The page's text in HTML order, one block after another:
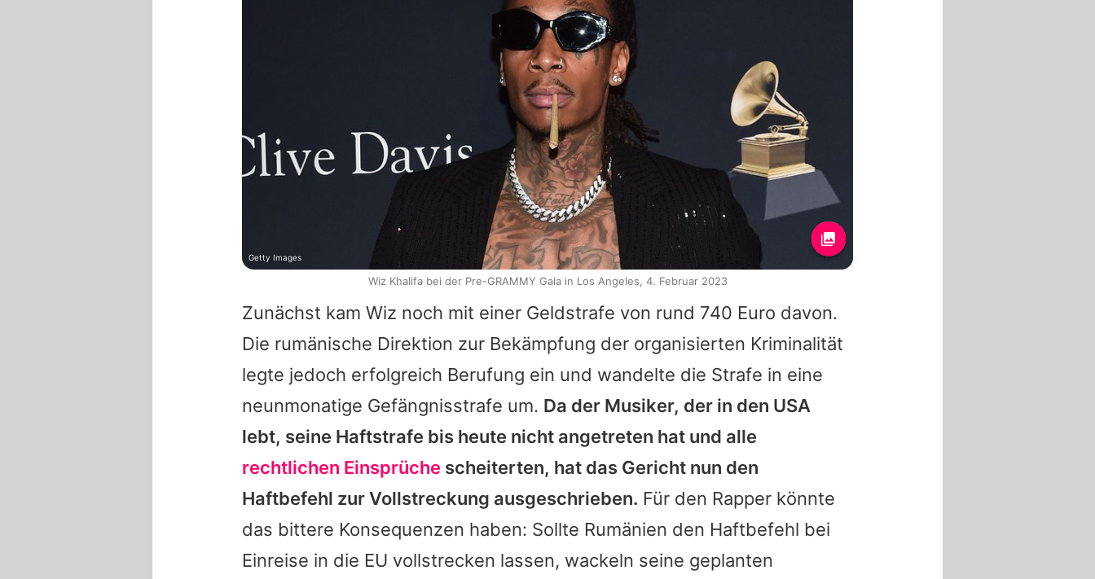
Zunächst kam Wiz noch mit einer Geldstrafe von rund 740 Euro davon.
Die rumänische Direktion zur Bekämpfung der organisierten Kriminalität
legte jedoch erfolgreich Berufung ein und wandelte die Strafe in eine
neunmonatige Gefängnisstrafe um. Da der Musiker, der in den USA
lebt, seine Haftstrafe bis heute nicht angetreten hat und alle
rechtlichen Einsprüche scheiterten, hat das Gericht nun den
Haftbefehl zur Vollstreckung ausgeschrieben. Für den Rapper könnte
das bittere Konsequenzen haben: Sollte Rumänien den Haftbefehl bei
Einreise in die EU vollstrecken lassen, wackeln seine geplanten
Getty Images
Wiz Khalifa bei der Pre-GRAMMY Gala in Los Angeles, 4. Februar 2023